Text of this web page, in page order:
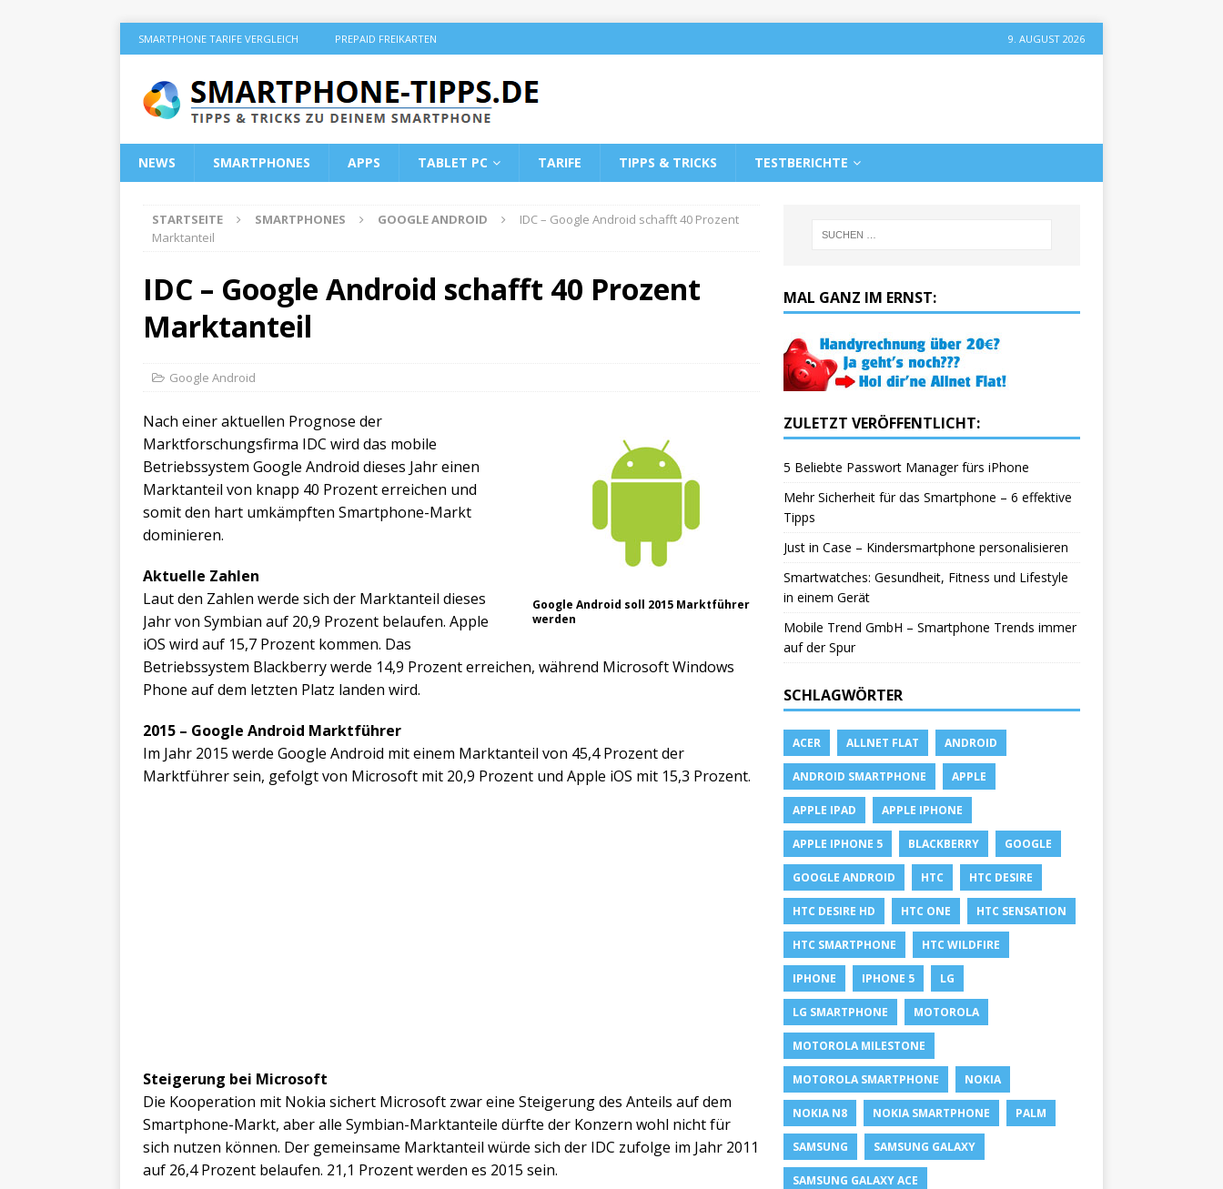
SMARTPHONE TARIFE VERGLEICH PREPAID FREIKARTEN 9. AUGUST 2026
NEWS SMARTPHONES APPS TABLET PC TARIFE TIPPS & TRICKS TESTBERICHTE
STARTSEITE SMARTPHONES GOOGLE ANDROID
IDC – Google Android schafft 40 Prozent
Marktanteil
IDC – Google Android schafft 40 Prozent
Marktanteil
Google Android
Google Android soll 2015 Marktführer
werden
Nach einer aktuellen Prognose der
Marktforschungsfirma IDC wird das mobile
Betriebssystem Google Android dieses Jahr einen
Marktanteil von knapp 40 Prozent erreichen und
somit den hart umkämpften Smartphone-Markt
dominieren.
Aktuelle Zahlen
Laut den Zahlen werde sich der Marktanteil dieses
Jahr von Symbian auf 20,9 Prozent belaufen. Apple
iOS wird auf 15,7 Prozent kommen. Das
Betriebssystem Blackberry werde 14,9 Prozent erreichen, während Microsoft Windows
Phone auf dem letzten Platz landen wird.
2015 – Google Android Marktführer
Im Jahr 2015 werde Google Android mit einem Marktanteil von 45,4 Prozent der
Marktführer sein, gefolgt von Microsoft mit 20,9 Prozent und Apple iOS mit 15,3 Prozent.
Steigerung bei Microsoft
Die Kooperation mit Nokia sichert Microsoft zwar eine Steigerung des Anteils auf dem
Smartphone-Markt, aber alle Symbian-Marktanteile dürfte der Konzern wohl nicht für
sich nutzen können. Der gemeinsame Marktanteil würde sich der IDC zufolge im Jahr 2011
auf 26,4 Prozent belaufen. 21,1 Prozent werden es 2015 sein.
MAL GANZ IM ERNST:
ZULETZT VERÖFFENTLICHT:
5 Beliebte Passwort Manager fürs iPhone
Mehr Sicherheit für das Smartphone – 6 effektive
Tipps
Just in Case – Kindersmartphone personalisieren
Smartwatches: Gesundheit, Fitness und Lifestyle
in einem Gerät
Mobile Trend GmbH – Smartphone Trends immer
auf der Spur
SCHLAGWÖRTER
ACER ALLNET FLAT ANDROID
ANDROID SMARTPHONE APPLE
APPLE IPAD APPLE IPHONE
APPLE IPHONE 5 BLACKBERRY GOOGLE
GOOGLE ANDROID HTC HTC DESIRE
HTC DESIRE HD HTC ONE HTC SENSATION
HTC SMARTPHONE HTC WILDFIRE
IPHONE IPHONE 5 LG
LG SMARTPHONE MOTOROLA
MOTOROLA MILESTONE
MOTOROLA SMARTPHONE NOKIA
NOKIA N8 NOKIA SMARTPHONE PALM
SAMSUNG SAMSUNG GALAXY
SAMSUNG GALAXY ACE